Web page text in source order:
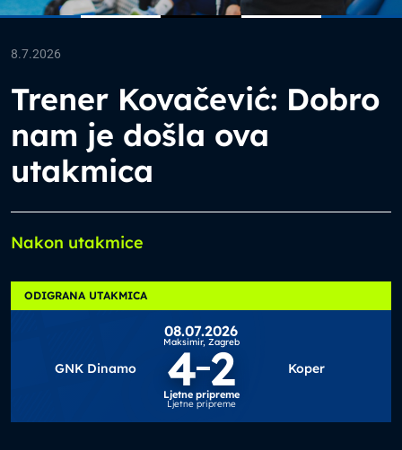
8.7.2026
Trener Kovačević: Dobro
nam je došla ova
utakmica
Nakon utakmice
ODIGRANA UTAKMICA
GNK Dinamo 4 2 Koper
08.07.2026
Maksimir, Zagreb
Ljetne pripreme
Ljetne pripreme